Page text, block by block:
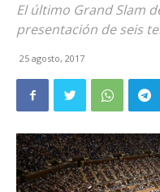
El último Grand Slam
presentación de seis
25 agosto, 2017